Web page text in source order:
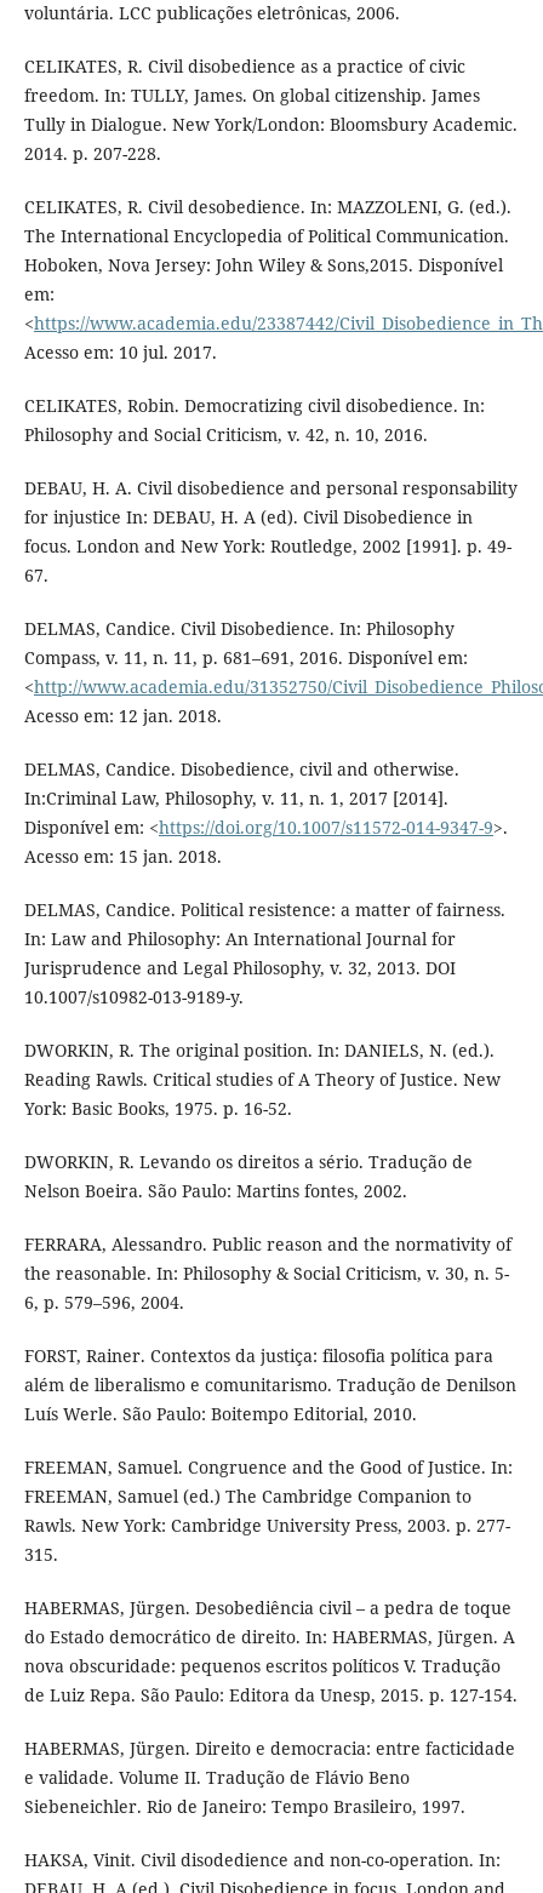
voluntária. LCC publicações eletrônicas, 2006.
CELIKATES, R. Civil disobedience as a practice of civic
freedom. In: TULLY, James. On global citizenship. James
Tully in Dialogue. New York/London: Bloomsbury Academic.
2014. p. 207-228.
CELIKATES, R. Civil desobedience. In: MAZZOLENI, G. (ed.).
The International Encyclopedia of Political Communication.
Hoboken, Nova Jersey: John Wiley & Sons,2015. Disponível
em:
<https://www.academia.edu/23387442/
Acesso em: 10 jul. 2017.
CELIKATES, Robin. Democratizing civil disobedience. In:
Philosophy and Social Criticism, v. 42, n. 10, 2016.
DEBAU, H. A. Civil disobedience and personal responsability
for injustice In: DEBAU, H. A (ed). Civil Disobedience in
focus. London and New York: Routledge, 2002 [1991]. p. 49-
67.
DELMAS, Candice. Civil Disobedience. In: Philosophy
Compass, v. 11, n. 11, p. 681–691, 2016. Disponível em:
<http://www.academia.edu/31352750/
Acesso em: 12 jan. 2018.
DELMAS, Candice. Disobedience, civil and otherwise.
In:Criminal Law, Philosophy, v. 11, n. 1, 2017 [2014].
Disponível em: <https://doi.org/10.1007/s11572-014-9347-9>.
Acesso em: 15 jan. 2018.
DELMAS, Candice. Political resistence: a matter of fairness.
In: Law and Philosophy: An International Journal for
Jurisprudence and Legal Philosophy, v. 32, 2013. DOI
10.1007/s10982-013-9189-y.
DWORKIN, R. The original position. In: DANIELS, N. (ed.).
Reading Rawls. Critical studies of A Theory of Justice. New
York: Basic Books, 1975. p. 16-52.
DWORKIN, R. Levando os direitos a sério. Tradução de
Nelson Boeira. São Paulo: Martins fontes, 2002.
FERRARA, Alessandro. Public reason and the normativity of
the reasonable. In: Philosophy & Social Criticism, v. 30, n. 5-
6, p. 579–596, 2004.
FORST, Rainer. Contextos da justiça: filosofia política para
além de liberalismo e comunitarismo. Tradução de Denilson
Luís Werle. São Paulo: Boitempo Editorial, 2010.
FREEMAN, Samuel. Congruence and the Good of Justice. In:
FREEMAN, Samuel (ed.) The Cambridge Companion to
Rawls. New York: Cambridge University Press, 2003. p. 277-
315.
HABERMAS, Jürgen. Desobediência civil – a pedra de toque
do Estado democrático de direito. In: HABERMAS, Jürgen. A
nova obscuridade: pequenos escritos políticos V. Tradução
de Luiz Repa. São Paulo: Editora da Unesp, 2015. p. 127-154.
HABERMAS, Jürgen. Direito e democracia: entre facticidade
e validade. Volume II. Tradução de Flávio Beno
Siebeneichler. Rio de Janeiro: Tempo Brasileiro, 1997.
HAKSA, Vinit. Civil disodedience and non-co-operation. In: